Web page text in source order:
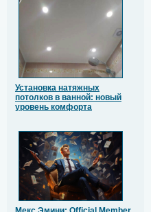
Установка натяжных
потолков в ванной: новый
уровень комфорта